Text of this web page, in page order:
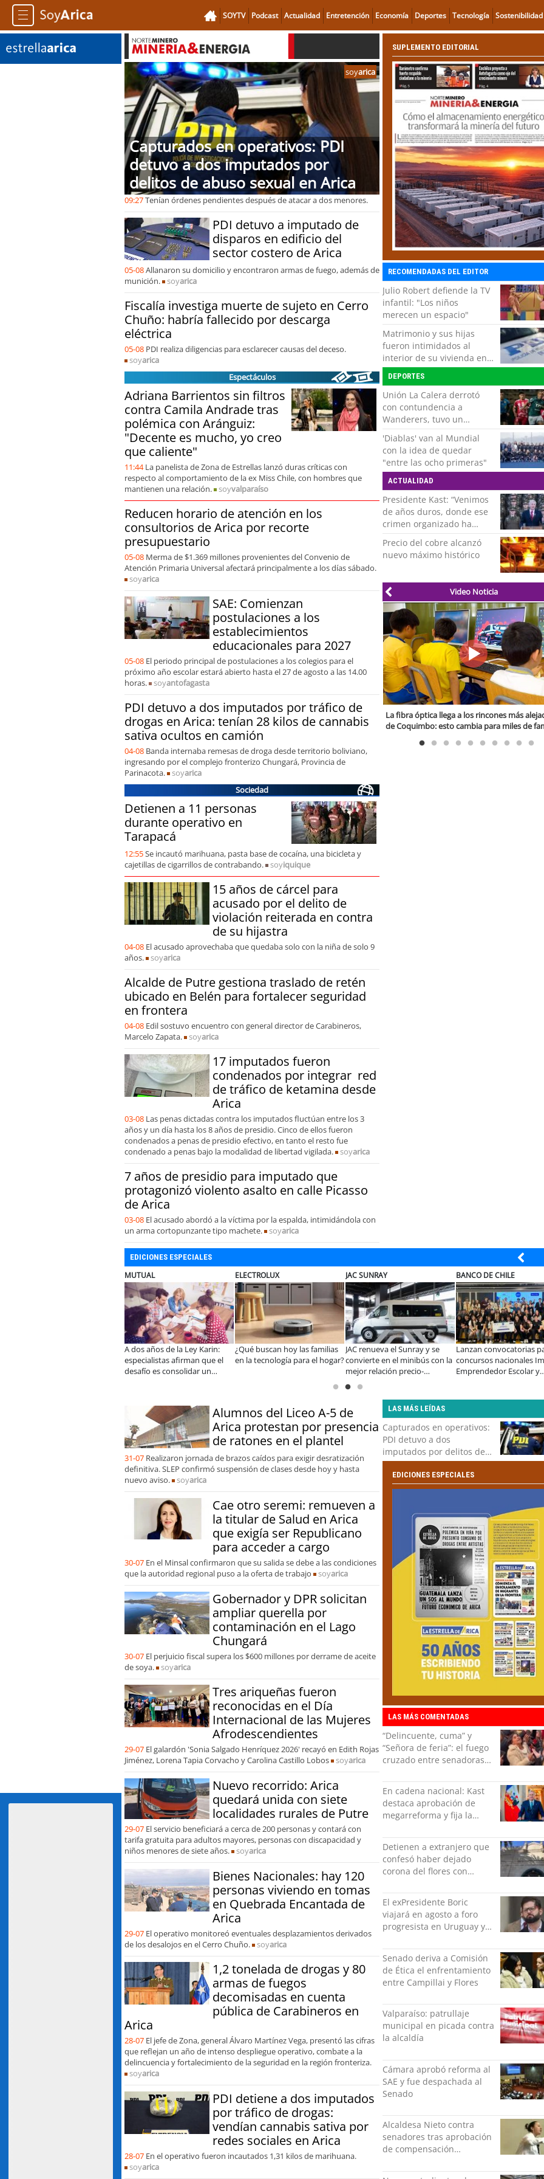
SOYTV Podcast Actualidad Entretención Economía Deportes Tecnología Sostenibilidad
Capturados en operativos: PDI
detuvo a dos imputados por
delitos de abuso sexual en Arica
soyarica
09:27Tenían órdenes pendientes después de atacar a dos menores.
PDI detuvo a imputado de
disparos en edificio del
sector costero de Arica
05-08Allanaron su domicilio y encontraron armas de fuego, además de
munición.
soyarica
Fiscalía investiga muerte de sujeto en Cerro
Chuño: habría fallecido por descarga
eléctrica
05-08 PDI realiza diligencias para esclarecer causas del deceso.
soyarica
Espectáculos
Adriana Barrientos sin filtros
contra Camila Andrade tras
polémica con Aránguiz:
"Decente es mucho, yo creo
que caliente"
11:44 La panelista de Zona de Estrellas lanzó duras críticas con
respecto al comportamiento de la ex Miss Chile, con hombres que
mantienen una relación.
soyvalparaíso
Reducen horario de atención en los
consultorios de Arica por recorte
presupuestario
05-08 Merma de $1.369 millones provenientes del Convenio de
Atención Primaria Universal afectará principalmente a los días sábado.
soyarica
SAE: Comienzan
postulaciones a los
establecimientos
educacionales para 2027
05-08 El periodo principal de postulaciones a los colegios para el
próximo año escolar estará abierto hasta el 27 de agosto a las 14.00
horas.
soyantofagasta
PDI detuvo a dos imputados por tráfico de
drogas en Arica: tenían 28 kilos de cannabis
sativa ocultos en camión
04-08 Banda internaba remesas de droga desde territorio boliviano,
ingresando por el complejo fronterizo Chungará, Provincia de
Parinacota.
soyarica
Sociedad
Detienen a 11 personas
durante operativo en
Tarapacá
12:55Se incautó marihuana, pasta base de cocaína, una bicicleta y
cajetillas de cigarrillos de contrabando.
soyiquique
15 años de cárcel para
acusado por el delito de
violación reiterada en contra
de su hijastra
04-08 El acusado aprovechaba que quedaba solo con la niña de solo 9
años.
soyarica
Alcalde de Putre gestiona traslado de retén
ubicado en Belén para fortalecer seguridad
en frontera
04-08 Edil sostuvo encuentro con general director de Carabineros,
Marcelo Zapata.
soyarica
17 imputados fueron
condenados por integrar red
de tráfico de ketamina desde
Arica
03-08 Las penas dictadas contra los imputados fluctúan entre los 3
años y un día hasta los 8 años de presidio. Cinco de ellos fueron
condenados a penas de presidio efectivo, en tanto el resto fue
condenado a penas bajo la modalidad de libertad vigilada.
soyarica
7 años de presidio para imputado que
protagonizó violento asalto en calle Picasso
de Arica
03-08 El acusado abordó a la víctima por la espalda, intimidándola con
un arma cortopunzante tipo machete.
soyarica
SUPLEMENTO EDITORIAL
RECOMENDADAS DEL EDITOR
Julio Robert defiende la TV
infantil: "Los niños
merecen un espacio"
Matrimonio y sus hijas
fueron intimidados al
interior de su vivienda en
Puente Alto
DEPORTES
Unión La Calera derrotó
con contundencia a
Wanderers, tuvo un
respiro y clasificó en Copa
Chile
'Diablas' van al Mundial
con la idea de quedar
"entre las ocho primeras"
ACTUALIDAD
Presidente Kast: “Venimos
de años duros, donde ese
crimen organizado ha
ocupado un lugar que no
le corresponde”
Precio del cobre alcanzó
nuevo máximo histórico
Video Noticia
[VIDEO] Hincha antofagastino relata brutal
violencia en el Estadio de Independiente: “Les
pegaban mucho a las mujeres”
La fibra óptica llega a los rincones más
de Coquimbo: esto cambia para miles de
EDICIONES ESPECIALES
especialistas afirman que el
ELECTROLUX
¿Qué buscan hoy las familias
en la tecnología para el hogar?
JAC SUNRAY
JAC renueva el Sunray y se
convierte en el minibús con la
BANCO DE CHILE
Lanzan convocatorias para los
concursos nacionales Impacto
Emprendedor Escolar y
Universitario
EL ABRA
Beca Indígena de
Abra apoya a joven
Toconce que
Alumnos del Liceo A-5 de
Arica protestan por presencia
de ratones en el plantel
31-07 Realizaron jornada de brazos caídos para exigir desratización
definitiva. SLEP confirmó suspensión de clases desde hoy y hasta
nuevo aviso.
soyarica
Cae otro seremi: remueven a
la titular de Salud en Arica
que exigía ser Republicano
para acceder a cargo
30-07 En el Minsal confirmaron que su salida se debe a las condiciones
que la autoridad regional puso a la oferta de trabajo
soyarica
Gobernador y DPR solicitan
ampliar querella por
contaminación en el Lago
Chungará
30-07 El perjuicio fiscal supera los $600 millones por derrame de aceite
de soya.
soyarica
Tres ariqueñas fueron
reconocidas en el Día
Internacional de las Mujeres
Afrodescendientes
29-07 El galardón 'Sonia Salgado Henríquez 2026' recayó en Edith Rojas
Jiménez, Lorena Tapia Corvacho y Carolina Castillo Lobos
soyarica
Nuevo recorrido: Arica
quedará unida con siete
localidades rurales de Putre
29-07 El servicio beneficiará a cerca de 200 personas y contará con
tarifa gratuita para adultos mayores, personas con discapacidad y
niños menores de siete años.
soyarica
Bienes Nacionales: hay 120
personas viviendo en tomas
en Quebrada Encantada de
Arica
29-07 El operativo monitoreó eventuales desplazamientos derivados
de los desalojos en el Cerro Chuño.
soyarica
1,2 tonelada de drogas y 80
armas de fuegos
decomisadas en cuenta
pública de Carabineros en
Arica
28-07 El jefe de Zona, general Álvaro Martínez Vega, presentó las cifras
que reflejan un año de intenso despliegue operativo, combate a la
delincuencia y fortalecimiento de la seguridad en la región fronteriza.
soyarica
PDI detiene a dos imputados
por tráfico de drogas:
vendían cannabis sativa por
redes sociales en Arica
28-07 En el operativo fueron incautados 1,31 kilos de marihuana.
soyarica
LAS MÁS LEÍDAS
Capturados en operativos:
PDI detuvo a dos
imputados por delitos de
abuso sexual en Arica
EDICIONES ESPECIALES
LAS MÁS COMENTADAS
“Delincuente, cuma” y
“Señora de feria”: el fuego
cruzado entre senadoras
Senado
En cadena nacional: Kast
destaca aprobación de
megarreforma y fija la
desafío del Gobierno
Detienen a extranjero que
confesó haber dejado
corona del flores con
exPenitenciaría
El exPresidente Boric
viajará en agosto a foro
progresista en Uruguay y
Senado deriva a Comisión
de Ética el enfrentamiento
entre Campillai y Flores
Valparaíso: patrullaje
municipal en picada contra
la alcaldía
Cámara aprobó reforma al
SAE y fue despachada al
Senado
Alcaldesa Nieto contra
senadores tras aprobación
de compensación
indolente"